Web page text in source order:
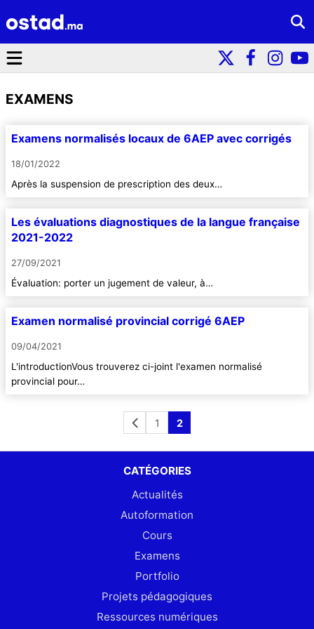
EXAMENS
Examens normalisés locaux de 6AEP avec corrigés
18/01/2022
Après la suspension de prescription des deux…
Les évaluations diagnostiques de la langue française
2021-2022
27/09/2021
Évaluation: porter un jugement de valeur, à…
Examen normalisé provincial corrigé 6AEP
09/04/2021
L'introductionVous trouverez ci-joint l'examen normalisé
provincial pour…
1 2
CATÉGORIES
Actualités
Autoformation
Cours
Examens
Portfolio
Projets pédagogiques
Ressources numériques